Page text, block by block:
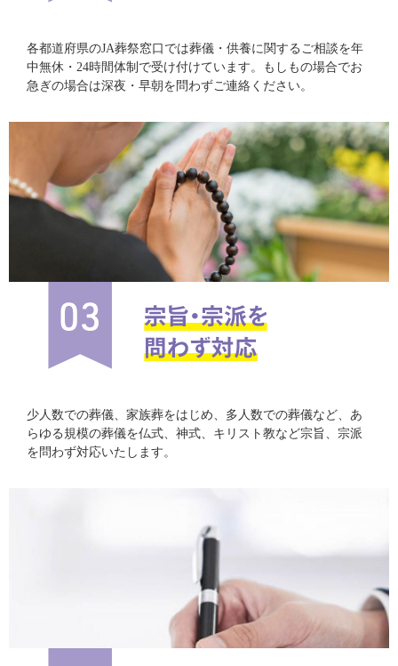
各都道府県のJA葬祭窓口では葬儀・供養に関するご相談を年
中無休・24時間体制で受け付けています。もしもの場合でお
急ぎの場合は深夜・早朝を問わずご連絡ください。
少人数での葬儀、家族葬をはじめ、多人数での葬儀など、あ
らゆる規模の葬儀を仏式、神式、キリスト教など宗旨、宗派
を問わず対応いたします。